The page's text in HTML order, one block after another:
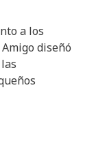
a los
diseñó